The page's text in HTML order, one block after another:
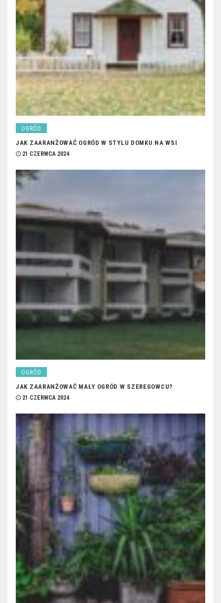
OGRÓD
JAK ZAARANŻOWAĆ OGRÓD W STYLU DOMKU NA WSI
21 CZERWCA 2024
OGRÓD
JAK ZAARANŻOWAĆ MAŁY OGRÓD W SZEREGOWCU?
21 CZERWCA 2024